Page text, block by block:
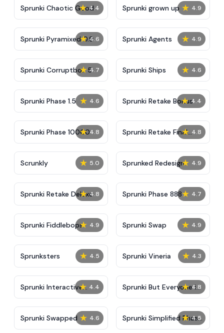
★ 4.4
Sprunki Chaotic Good ★ 4.9
Sprunki grown up
★ 4.6
Sprunki Pyramixed 0.9 ★ 4.9
Sprunki Agents
★ 4.7
Sprunki Corruptbox 5 ★ 4.6
Sprunki Ships
★ 4.6
Sprunki Phase 1.5 ★ 4.4
Sprunki Retake Bonus
★ 4.8
Sprunki Phase 10000 ★ 4.8
Sprunki Retake Final
Update
★ 5.0
Scrunkly ★ 4.9
Sprunked Redesign
★ 4.8
Sprunki Retake Deluxe ★ 4.7
Sprunki Phase 888
★ 4.9
Sprunki Fiddlebops ★ 4.9
Sprunki Swap
★ 4.5
Sprunksters ★ 4.3
Sprunki Vineria
★ 4.4
Sprunki Interactive
Tunner
★ 4.8
Sprunki But Everyone is
Big
★ 4.6
Sprunki Swapped ★ 4.5
Sprunki Simplified Phase
2 All Character